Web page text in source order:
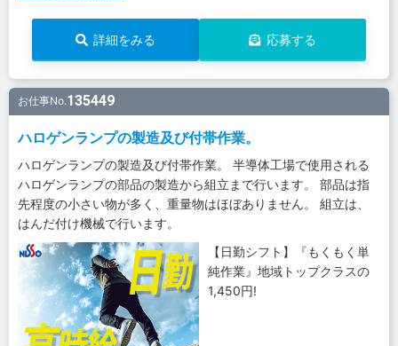
詳細をみる 応募する
お仕事No.135449
ハロゲンランプの製造及び付帯作業。
ハロゲンランプの製造及び付帯作業。 半導体工場で使用される
ハロゲンランプの部品の製造から組立まで行います。 部品は指
先程度の小さい物が多く、重量物はほぼありません。 組立は、
はんだ付け機械で行います。
【日勤シフト】『もくもく単
純作業』地域トップクラスの
1,450円!